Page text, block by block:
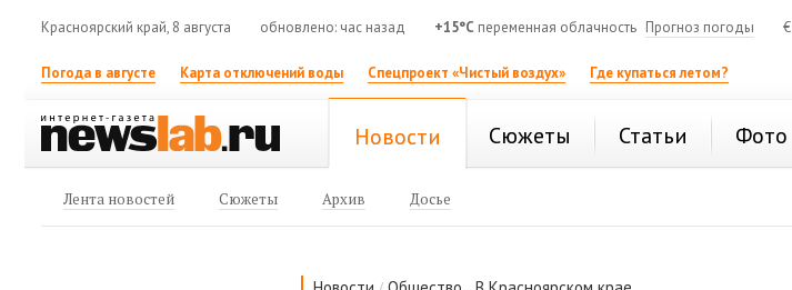
Красноярский край, 8 августа обновлено: час назад +15°C переменная облачность Прогноз погоды €
Погода в августе Карта отключений воды Спецпроект «Чистый воздух» Где купаться летом?
Новости Сюжеты Статьи Фото
Лента новостей Сюжеты Архив Досье